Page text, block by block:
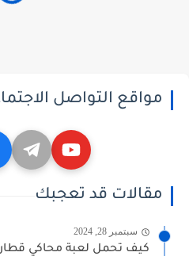
مواقع التواصل
مقالات قد تعجبك
سبتمبر 28, 2024
كيف تحمل لعبة محاكي